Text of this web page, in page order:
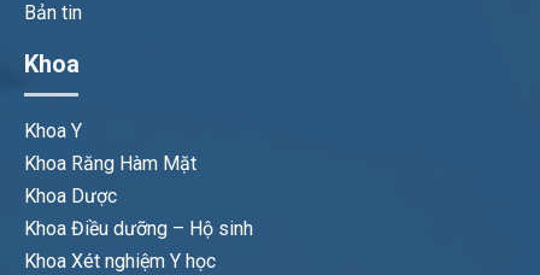
Bản tin
Khoa
Khoa Y
Khoa Răng Hàm Mặt
Khoa Dược
Khoa Điều dưỡng – Hộ sinh
Khoa Xét nghiệm Y học